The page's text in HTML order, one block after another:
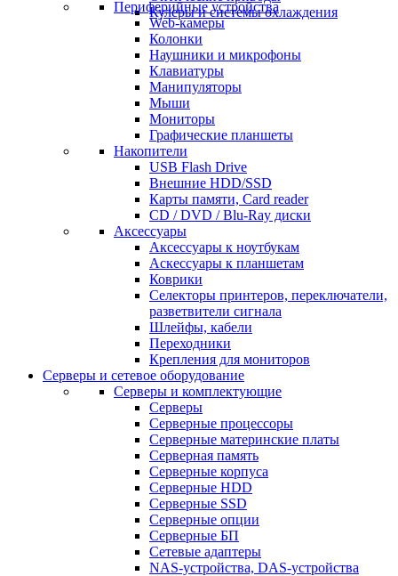
Кулеры и системы охлаждения
Периферийные устройства
Web-камеры
Колонки
Наушники и микрофоны
Клавиатуры
Манипуляторы
Мыши
Мониторы
Графические планшеты
Накопители
USB Flash Drive
Внешние HDD/SSD
Карты памяти, Card reader
CD / DVD / Blu-Ray диски
Аксессуары
Аксессуары к ноутбукам
Аскессуары к планшетам
Коврики
Селекторы принтеров, переключатели,
разветвители сигнала
Шлейфы, кабели
Переходники
Крепления для мониторов
Серверы и сетевое оборудование
Серверы и комплектующие
Серверы
Серверные процессоры
Серверные материнские платы
Серверная память
Серверные корпуса
Серверные HDD
Серверные SSD
Серверные опции
Серверные БП
Сетевые адаптеры
NAS-устройства, DAS-устройства